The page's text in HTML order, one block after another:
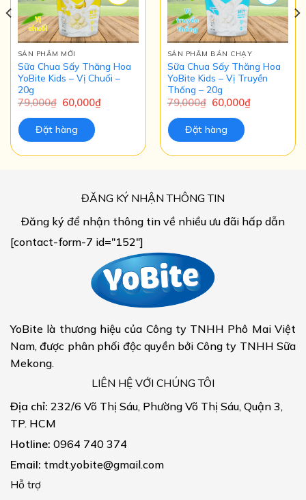
SẢN PHẨM MỚI
Sữa Chua Sấy Thăng Hoa
YoBite Kids – Vị Chuối –
20g
79,000₫ 60,000₫
Đặt hàng
SẢN PHẨM BÁN CHẠY
Sữa Chua Sấy Thăng Hoa
YoBite Kids – Vị Truyền
Thống – 20g
79,000₫ 60,000₫
Đặt hàng
ĐĂNG KÝ NHẬN THÔNG TIN
Đăng ký để nhận thông tin về nhiều ưu đãi hấp dẫn
[contact-form-7 id="152"]
YoBite là thương hiệu của Công ty TNHH Phô Mai Việt
Nam, được phân phối độc quyền bởi Công ty TNHH Sữa
Mekong.
LIÊN HỆ VỚI CHÚNG TÔI
Địa chỉ: 232/6 Võ Thị Sáu, Phường Võ Thị Sáu, Quận 3,
TP. HCM
Hotline: 0964 740 374
Email: tmdt.yobite@gmail.com
Hỗ trợ